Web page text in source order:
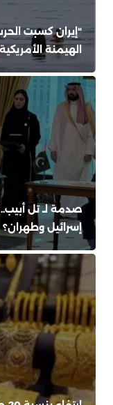
"إيران كسبت
الهيمنة
صدمة لـ تل
إسرائيل وطهران؟